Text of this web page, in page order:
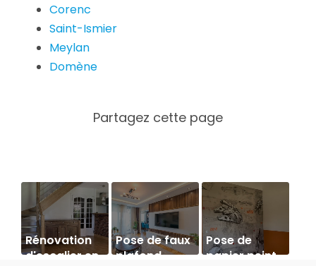
Corenc
Saint-Ismier
Meylan
Domène
Rénovation
d'escalier en
Pose de faux
plafond
Pose de
papier peint